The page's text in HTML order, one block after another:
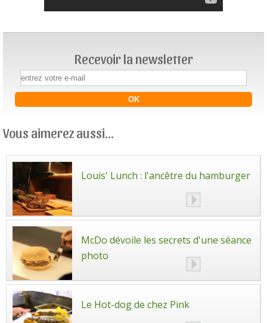
Recevoir la newsletter
Vous aimerez aussi...
Louis' Lunch : l'ancêtre du hamburger
McDo dévoile les secrets d'une séance
photo
Le Hot-dog de chez Pink